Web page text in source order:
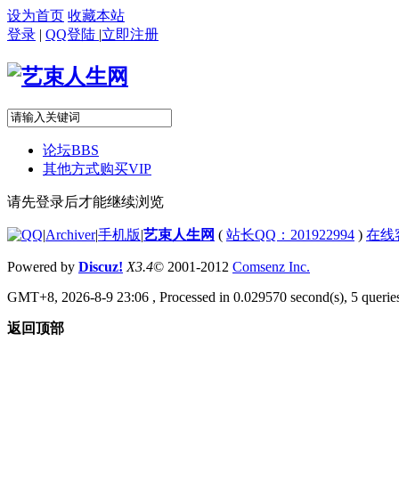
设为首页 收藏本站
登录 | QQ登陆 |立即注册
论坛BBS
其他方式购买VIP
请先登录后才能继续浏览
|Archiver|手机版|艺束人生网 ( 站长QQ：201922994 ) 在线
Powered by Discuz! X3.4© 2001-2012 Comsenz Inc.
GMT+8, 2026-8-9 23:06 , Processed in 0.029570 second(s), 5
返回顶部